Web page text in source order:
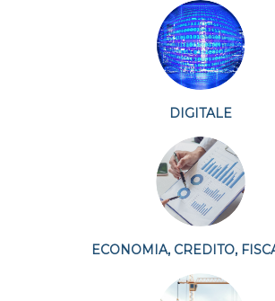
DIGITALE
ECONOMIA, CREDITO,